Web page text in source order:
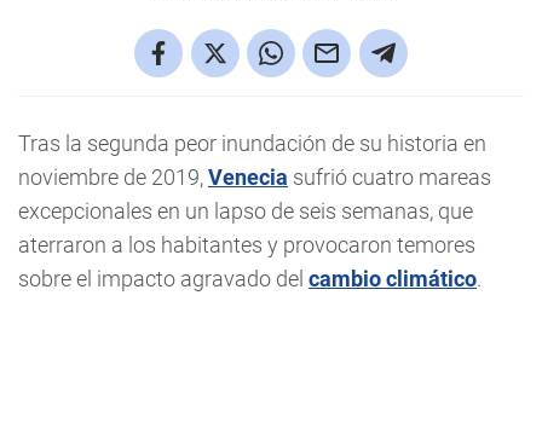
Tras la segunda peor inundación de su historia en
noviembre de 2019,Venecia sufrió cuatro mareas
excepcionales en un lapso de seis semanas, que
aterraron a los habitantes y provocaron temores
sobre el impacto agravado del cambio climático.